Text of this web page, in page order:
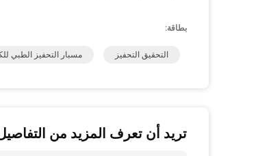
بطاقة:
التحقيق التحفيز مسبار التحفيز الطبي
تريد أن تعرف المزيد من